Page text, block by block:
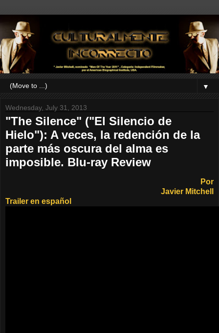
▼
Wednesday, July 31, 2013
"The Silence" ("El Silencio de
Hielo"): A veces, la redención de la
parte más oscura del alma es
imposible. Blu-ray Review
Por
Javier Mitchell
Trailer en español